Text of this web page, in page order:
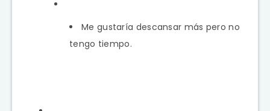
Me gustaría descansar más pero no
tengo tiempo.